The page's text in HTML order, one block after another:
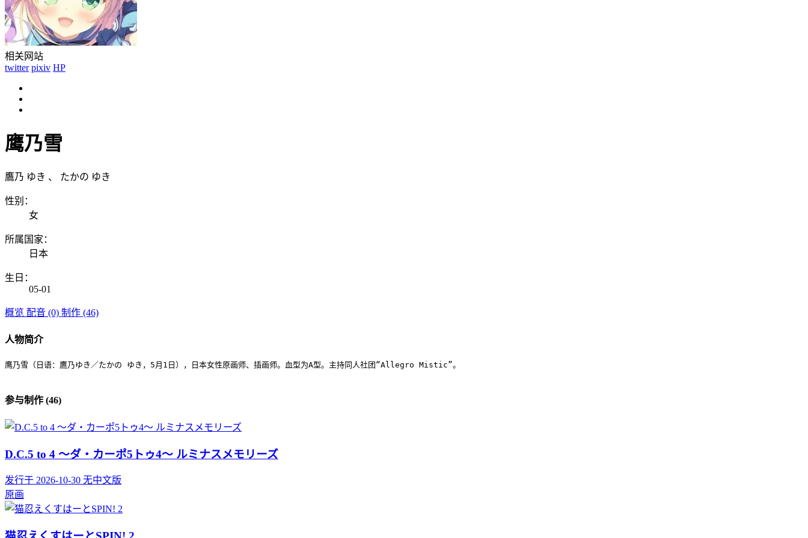
相关网站
twitter pixiv HP
鹰乃雪
鷹乃 ゆき 、 たかの ゆき
性别：
女
所属国家：
日本
生日：
05-01
概览 配音 (0) 制作 (46)
人物简介
鹰乃雪（日语：鷹乃ゆき／たかの ゆき，5月1日），日本女性原画师、插画师。血型为A型。主持同人社团“Allegro Mistic”。
参与制作 (46)
D.C.5 to 4 ～ダ・カーポ5トゥ4～ ルミナスメモリーズ
发行于 2026-10-30 无中文版
原画